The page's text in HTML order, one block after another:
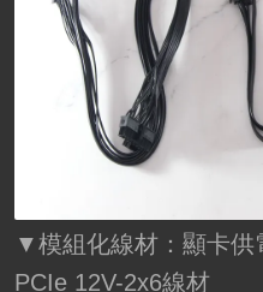
▼模組化線材：顯卡供
PCIe 12V-2x6線材